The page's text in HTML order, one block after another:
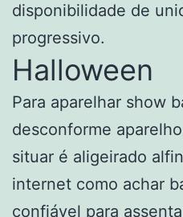
disponibilidade de
progressivo.
Halloween
Para aparelhar show
desconforme
situar é aligeirado
internet como achar
confiável para